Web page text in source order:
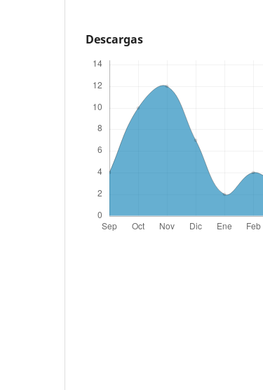
Descargas